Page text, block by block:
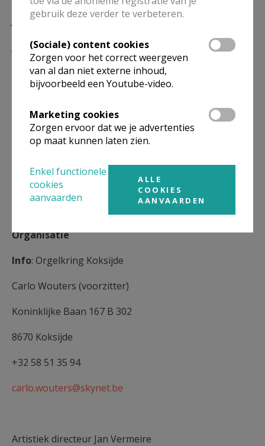
Jan Vermeire
Jan Vermeire is als organist verbonden aan de Onze-
Lieve-Vrouw ter Duinenkerk van Koksijde. Hij is
artistiek directeur van de orgelfestivals van Koksijde,
Festival International d’Orgue en Flandre (Frans-
Vlaanderen). Hij heeft een drukke internationale
agenda als concertorganist.
Hij brengt in Koksijde een programma met als thema
“Van Barok naar Sturm und Drang”.
Organisatie
Info: Orgelkring Koksijde
Carlo Wouters (voorzitter)
Koninklijke Baan 167 B 302
8670 Koksijde
+32 58 51 35 94
carlo.wouters@skynet.be
Artistiek directeur Jan Vermeire
gebruik deze verder te verbeteren.
(Sociale) content cookies
Zorgen voor het correct weergeven
van al dan niet externe inhoud,
bijvoorbeeld een Youtube-video.
Marketing cookies
Zorgen ervoor dat we je advertenties
op maat kunnen laten zien.
Enkel functionele
cookies
aanvaarden
ALLE
COOKIES
AANVAARDEN